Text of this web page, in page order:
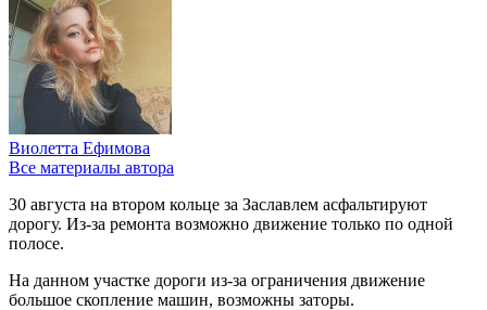
Виолетта Ефимова
Все материалы автора
30 августа на втором кольце за Заславлем асфальтируют
дорогу. Из-за ремонта возможно движение только по одной
полосе.
На данном участке дороги из-за ограничения движение
большое скопление машин, возможны заторы.